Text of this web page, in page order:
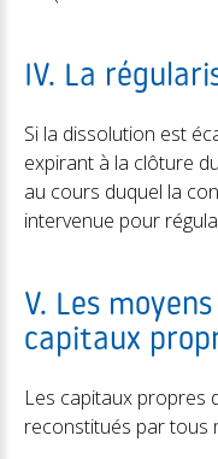
IV. La
Si la dissolution est
expirant à la clôture
au cours duquel la
intervenue pour
V. Les
capitaux
Les capitaux propres
reconstitués par tous